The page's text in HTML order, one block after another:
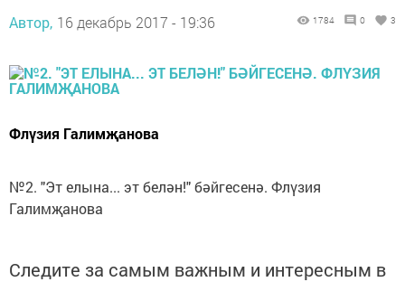
Автор, 16 декабрь 2017 - 19:36 1784 0 3
Флүзия Галимҗанова
№2. "Эт елына... эт белән!" бәйгесенә. Флүзия
Галимҗанова
Следите за самым важным и интересным в